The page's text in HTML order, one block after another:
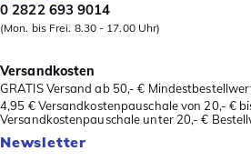
0 2822 693 9014
(Mon. bis Frei. 8.30 - 17.00 Uhr)
Versandkosten
GRATIS Versand ab 50,- €
4,95 € Versandkostenpauschale von 20,- €
Versandkostenpauschale unter 20,- €
Newsletter